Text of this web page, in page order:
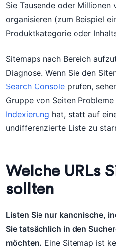
Sie Tausende oder Millionen
organisieren (zum Beispiel
Produktkategorie oder
Sitemaps nach Bereich
Diagnose. Wenn Sie den
Search Console prüfen,
Gruppe von Seiten
Indexierung hat, statt auf
undifferenzierte Liste zu
Welche URLs
sollten
Listen Sie nur kanonische,
Sie tatsächlich in den
möchten. Eine Sitemap ist